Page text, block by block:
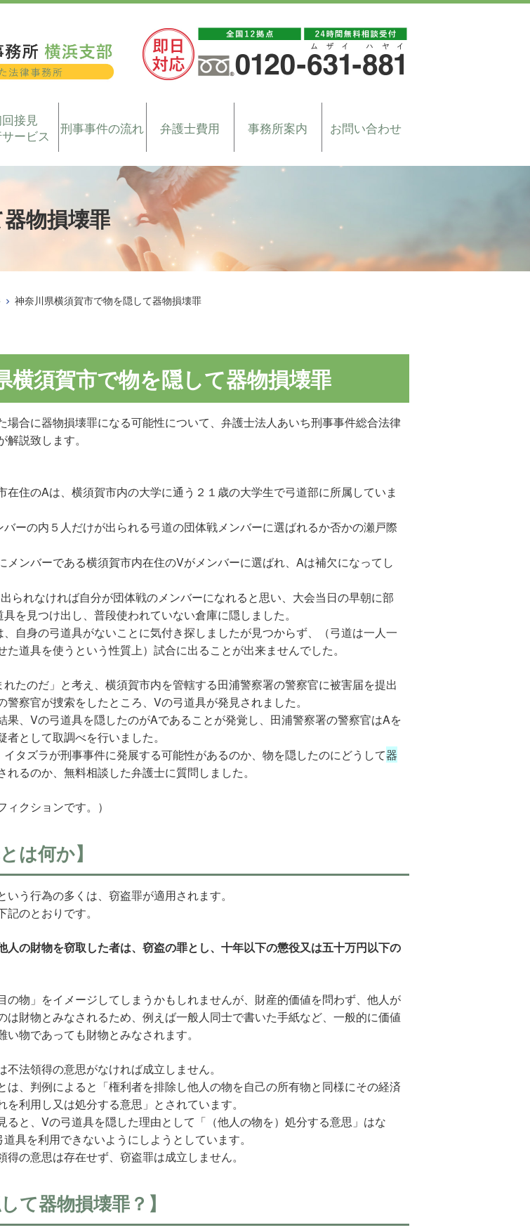
接見
ービス
刑事事件の流れ 弁護士費用 事務所案内 お問い合わせ
物損壊罪
神奈川県横須賀市で物を隠して器物損壊罪
横須賀市で物を隠して器物損壊罪
場合に器物損壊罪になる可能性について、弁護士法人あいち刑事事件総合法律
説致します。
在住のAは、横須賀市内の大学に通う２１歳の大学生で弓道部に所属していま
ーの内５人だけが出られる弓道の団体戦メンバーに選ばれるか否かの瀬戸際
メンバーである横須賀市内在住のVがメンバーに選ばれ、Aは補欠になってし
られなければ自分が団体戦のメンバーになれると思い、大会当日の早朝に部
を見つけ出し、普段使われていない倉庫に隠しました。
自身の弓道具がないことに気付き探しましたが見つからず、（弓道は一人一
た道具を使うという性質上）試合に出ることが出来ませんでした。
たのだ」と考え、横須賀市内を管轄する田浦警察署の警察官に被害届を提出
警察官が捜索をしたところ、Vの弓道具が発見されました。
果、Vの弓道具を隠したのがAであることが発覚し、田浦警察署の警察官はAを
者として取調べを行いました。
タズラが刑事事件に発展する可能性があるのか、物を隠したのにどうして器
れるのか、無料相談した弁護士に質問しました。
ィクションです。）
は何か】
いう行為の多くは、窃盗罪が適用されます。
のとおりです。
の財物を窃取した者は、窃盗の罪とし、十年以下の懲役又は五十万円以下の
の物」をイメージしてしまうかもしれませんが、財産的価値を問わず、他人が
は財物とみなされるため、例えば一般人同士で書いた手紙など、一般的に価値
い物であっても財物とみなされます。
不法領得の意思がなければ成立しません。
は、判例によると「権利者を排除し他人の物を自己の所有物と同様にその経済
を利用し又は処分する意思」とされています。
ると、Vの弓道具を隠した理由として「（他人の物を）処分する意思」はな
具を利用できないようにしようとしています。
得の意思は存在せず、窃盗罪は成立しません。
て器物損壊罪？】